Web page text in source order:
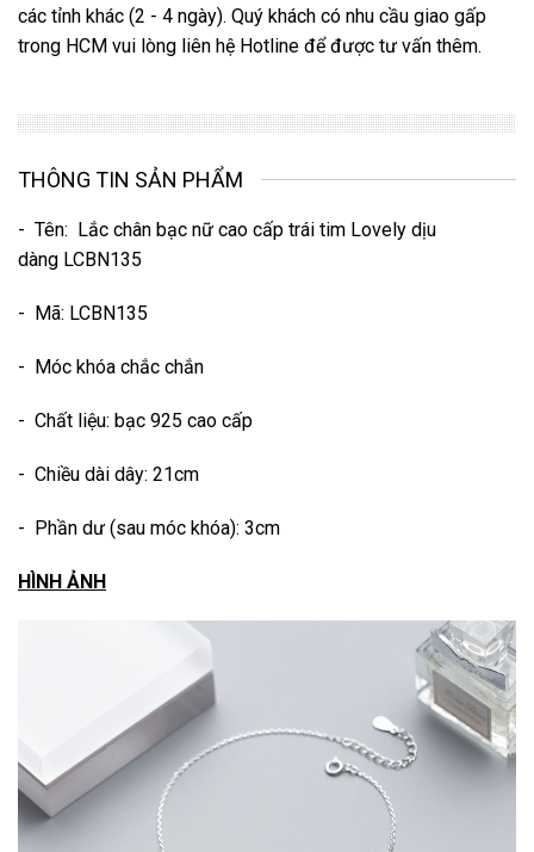
các tỉnh khác (2 - 4 ngày). Quý khách có nhu cầu giao gấp
trong HCM vui lòng liên hệ Hotline để được tư vấn thêm.
THÔNG TIN SẢN PHẨM
- Tên:
Lắc chân bạc nữ cao cấp trái tim Lovely dịu
dàng LCBN135
- Mã: LCBN135
- Móc khóa chắc chắn
- Chất liệu: bạc 925 cao cấp
- Chiều dài dây: 21cm
- Phần dư (sau móc khóa): 3cm
HÌNH ẢNH